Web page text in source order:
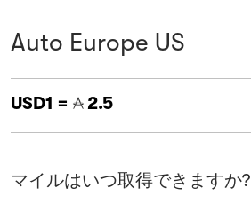
Auto Europe US
USD1 = 2.5
マイルはいつ取得できますか?